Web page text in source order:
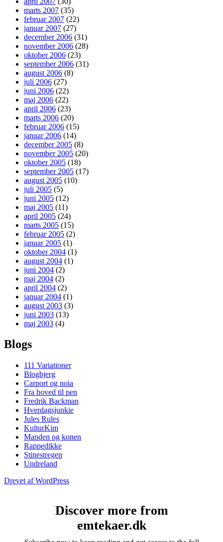
marts 2007 (35)
februar 2007 (22)
januar 2007 (27)
december 2006 (31)
november 2006 (28)
oktober 2006 (23)
september 2006 (31)
august 2006 (8)
juli 2006 (27)
juni 2006 (22)
maj 2006 (22)
april 2006 (23)
marts 2006 (20)
februar 2006 (15)
januar 2006 (14)
december 2005 (8)
november 2005 (20)
oktober 2005 (18)
september 2005 (17)
august 2005 (10)
juli 2005 (5)
juni 2005 (12)
maj 2005 (11)
april 2005 (24)
marts 2005 (15)
februar 2005 (2)
januar 2005 (1)
oktober 2004 (1)
august 2004 (1)
juni 2004 (2)
maj 2004 (2)
april 2004 (2)
januar 2004 (1)
august 2003 (3)
juni 2003 (13)
maj 2003 (4)
Blogs
111 Variationer
Blogbjerg
Carport og noia
Fra hoved til pen
Fredrik Backman
Hverdagsjunkie
Jules Rules
KulturKim
Manden og konen
Rappedikke
Stinestregen
Undreland
Drevet af WordPress
Discover more from
emtekaer.dk